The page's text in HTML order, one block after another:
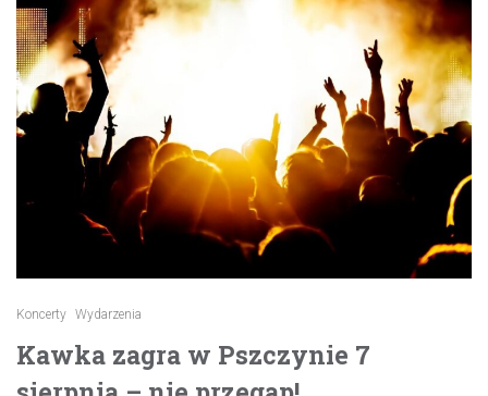
Koncerty Wydarzenia
Kawka zagra w Pszczynie 7